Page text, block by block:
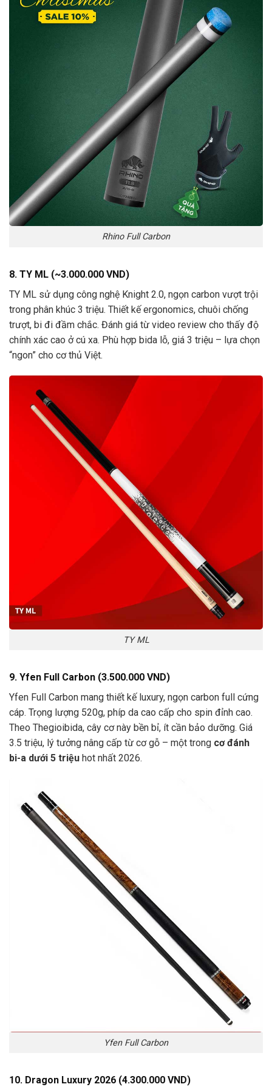
Rhino Full Carbon
8. TY ML (~3.000.000 VND)
TY ML sử dụng công nghệ Knight 2.0, ngọn carbon vượt trội
trong phân khúc 3 triệu. Thiết kế ergonomics, chuôi chống
trượt, bi đi đầm chắc. Đánh giá từ video review cho thấy độ
chính xác cao ở cú xa. Phù hợp bida lỗ, giá 3 triệu – lựa chọn
“ngon” cho cơ thủ Việt.
TY ML
9. Yfen Full Carbon (3.500.000 VND)
Yfen Full Carbon mang thiết kế luxury, ngọn carbon full cứng
cáp. Trọng lượng 520g, phíp da cao cấp cho spin đỉnh cao.
Theo Thegioibida, cây cơ này bền bỉ, ít cần bảo dưỡng. Giá
3.5 triệu, lý tưởng nâng cấp từ cơ gỗ – một trong cơ đánh
bi-a dưới 5 triệu hot nhất 2026.
Yfen Full Carbon
10. Dragon Luxury 2026 (4.300.000 VND)